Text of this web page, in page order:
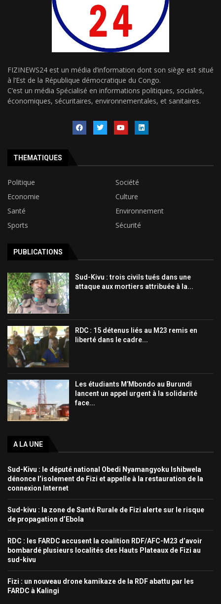
FIZINEWS24 est un média d’information dont son siège est situé
à l’Est de la République démocratique du Congo.
C’est un média Spécialisé en informations politiques, sociales,
économiques, sécuritaires, environnementales, et sanitaires.
THEMATIQUES
Politique
Société
Economie
Culture
Santé
Environnement
Sports
Sécurité
PUBLICATIONS
Sud-Kivu : trois civils tués dans une
attaque aux mortiers attribuée à la...
RDC : 15 détenus liés au M23 remis en
liberté dans le cadre...
Les étudiants M’Mbondo au Burundi
lancent un appel urgent à la solidarité
face...
A LA UNE
Sud-Kivu : le député national Obedi Nyamangyoku Ishibwela
dénonce l’isolement de Fizi et appelle à la restauration de la
connexion Internet
Sud-kivu : la zone de Santé Rurale de Fizi alerte sur le risque
de propagation d’Ebola
RDC : les FARDC accusent la coalition RDF/AFC-M23 d’avoir
bombardé plusieurs localités des Hauts Plateaux de Fizi au
sud-kivu
Fizi : un nouveau drone kamikaze de la RDF abattu par les
FARDC à Kalingi